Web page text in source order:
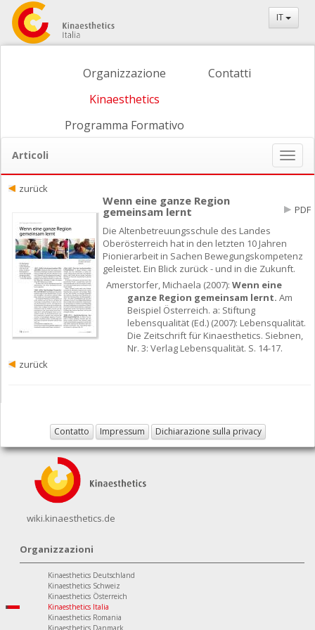
IT
Organizzazione
Kinaesthetics
Programma Formativo
Contatti
Articoli
ein-/
zurück
Wenn eine ganze Region
gemeinsam lernt
PDF
Die Altenbetreuungsschule des Landes
Oberösterreich hat in den letzten 10 Jahren
Pionierarbeit in Sachen Bewegungskompetenz
geleistet. Ein Blick zurück - und in die Zukunft.
Amerstorfer, Michaela (2007): Wenn eine
ganze Region gemeinsam lernt. Am
Beispiel Österreich. a: Stiftung
lebensqualität (Ed.) (2007): Lebensqualität.
Die Zeitschrift für Kinaesthetics. Siebnen,
Nr. 3: Verlag Lebensqualität. S. 14-17.
zurück
Contatto Impressum Dichiarazione sulla privacy
wiki.kinaesthetics.de
Organizzazioni
Kinaesthetics Deutschland
Kinaesthetics Schweiz
Kinaesthetics Österreich
Kinaesthetics Italia
Kinaesthetics Romania